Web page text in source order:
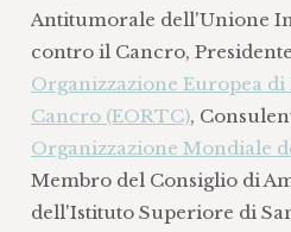
Antitumorale dell'Unione
contro il Cancro,
Organizzazione Europea
Cancro (EORTC),
Organizzazione Mondiale
Membro del Consiglio di
dell'Istituto Superiore di